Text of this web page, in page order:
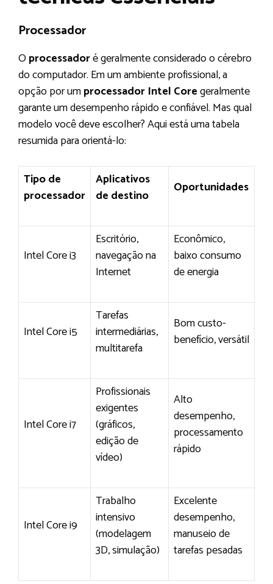
Processador
O processadoré geralmente considerado o cérebro
do computador. Em um ambiente profissional, a
opção por umprocessador Intel Coregeralmente
garante um desempenho rápido e confiável. Mas qual
modelo você deve escolher? Aqui está uma tabela
resumida para orientá-lo:
Tipo de
processador
Aplicativos
de destino
Oportunidades
Intel Core i3
Escritório,
navegação na
Internet
Econômico,
baixo consumo
de energia
Intel Core i5
Tarefas
intermediárias,
multitarefa
Bom custo-
benefício, versátil
Intel Core i7
Profissionais
exigentes
(gráficos,
edição de
vídeo)
Alto
desempenho,
processamento
rápido
Intel Core i9
Trabalho
intensivo
(modelagem
3D, simulação)
Excelente
desempenho,
manuseio de
tarefas pesadas